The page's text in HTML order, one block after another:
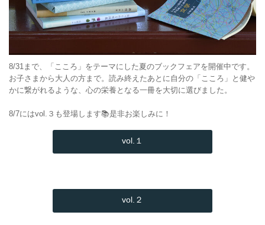
8/31まで、「こころ」をテーマにした夏のブックフェアを開催中です。
お子さまから大人の方まで。読み終えたあとに自分の「こころ」と健や
かに繋がれるような、心の栄養となる一冊を大切に選びました。
8/7にはvol.３も登場します📚是非お楽しみに！
vol.１
vol.２